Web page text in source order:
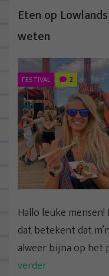
Eten op
weten
FESTIVAL 2
Hallo leuke
dat betekent dat
alweer bijna op het
verder